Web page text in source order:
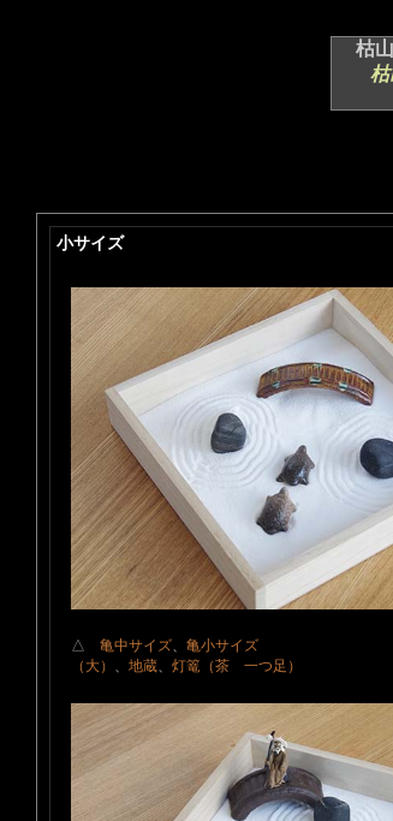
枯山
枯
小サイズ
△ 亀中サイズ、 亀
（大） 、 地蔵、 灯篭（茶 一つ足）